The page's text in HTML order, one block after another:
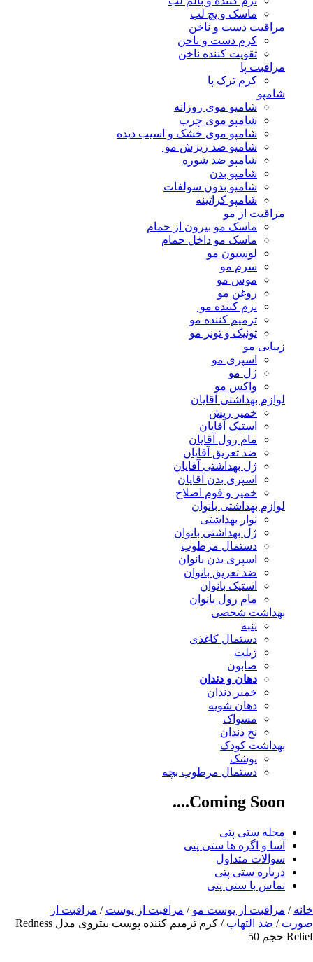
ماسک و پچ لب
مراقبت دست و ناخن
کرم دست و ناخن
تقویت کننده ناخن
مراقبت پا
کرم ترک پا
شامپو
شامپو موی روزانه
شامپو موی چرب
شامپو موی خشک و اسیب دیده
شامپو ضد ریزش مو
شامپو ضد شوره
شامپو بدن
شامپو بدون سولفات
شامپو کراتینه
مراقبت از مو
ماسک مو بیرون از حمام
ماسک مو داخل حمام
لوسیون مو
سرم مو
موس مو
روغن مو
نرم کننده مو
ترمیم کننده مو
تونیک و تونر مو
زیبایی مو
اسپری مو
ژل مو
واکس مو
لوازم بهداشتی آقایان
خمیر ریش
استیک آقایان
مام رول آقایان
ضد تعریق آقایان
ژل بهداشتی آقایان
اسپری بدن آقایان
خمیر و فوم اصلاح
لوازم بهداشتی بانوان
نوار بهداشتی
ژل بهداشتی بانوان
دستمال مرطوب
اسپری بدن بانوان
ضد تعریق بانوان
استیک بانوان
مام رول بانوان
بهداشت شخصی
پنبه
دستمال کاغذی
ژیلت
صابون
دهان و دندان
خمیر دندان
دهان شویه
مسواک
نخ دندان
بهداشت کودک
پوشک
دستمال مرطوب بچه
Coming Soon....
مجله ستی پتی
آسا و اگره ها ستی پتی
سوالات متداول
درباره ستی پتی
تماس با ستی پتی
خانه / مراقبت از پوست مو / مراقبت از پوست / مراقبت از
صورت / ضد التهاب
/ کرم ترمیم کننده پوست بیتروی مدل Redness
Relief حجم 50